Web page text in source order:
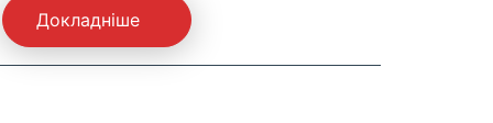
Докладніше